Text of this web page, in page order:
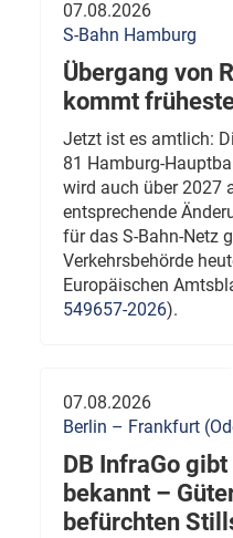
07.08.2026
S-Bahn Hamburg
Übergang von
kommt
Jetzt ist es amtlich:
81 Hamburg-
wird auch über 2027
entsprechende
für das S-Bahn-Netz
Verkehrsbehörde
Europäischen
549657-2026).
07.08.2026
Berlin – Frankfurt
DB InfraGo
bekannt –
befürchten